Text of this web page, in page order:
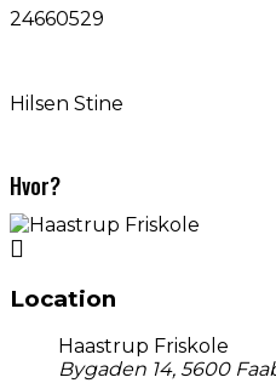
24660529
Hilsen Stine
Hvor?
Location
Haastrup Friskole
Bygaden 14, 5600